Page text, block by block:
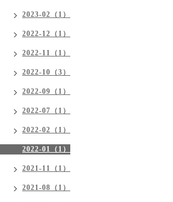
2023-02（1）
2022-12（1）
2022-11（1）
2022-10（3）
2022-09（1）
2022-07（1）
2022-02（1）
2022-01（1）
2021-11（1）
2021-08（1）